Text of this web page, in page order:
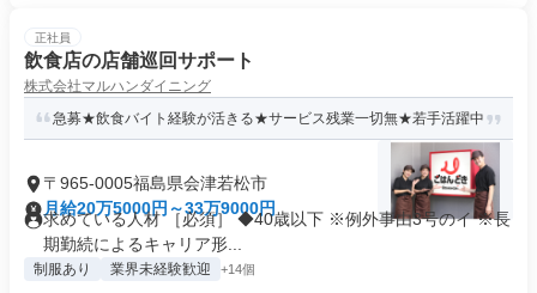
正社員
飲食店の店舗巡回サポート
株式会社マルハンダイニング
急募★飲食バイト経験が活きる★サービス残業一切無★若手活躍中
〒965-0005福島県会津若松市
月給20万5000円～33万9000円
求めている人材 ［必須］ ◆40歳以下 ※例外事由3号のイ ※長
期勤続によるキャリア形...
制服あり 業界未経験歓迎 +14個